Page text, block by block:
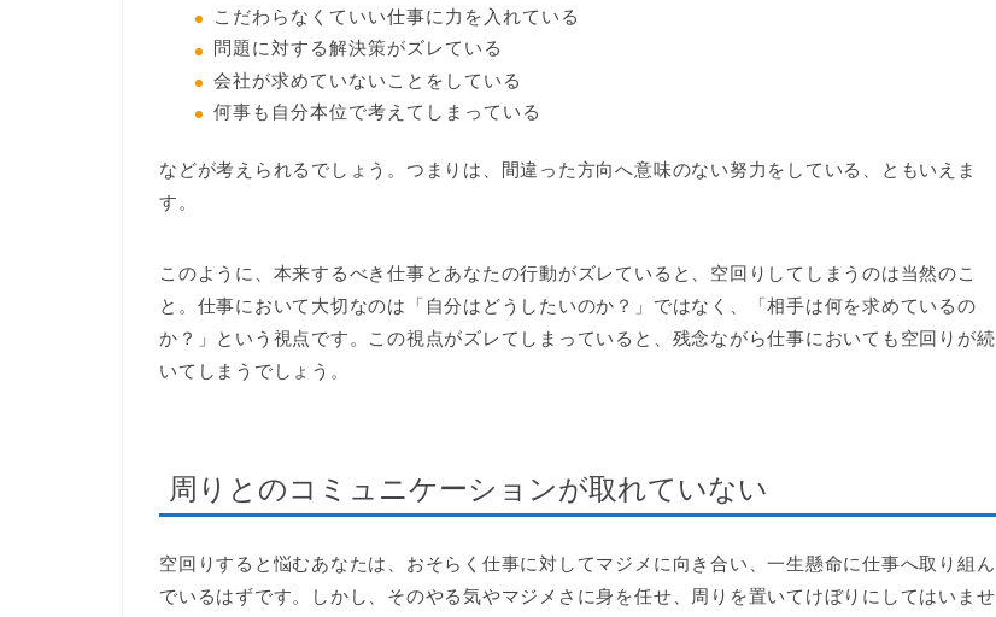
こだわらなくていい仕事に力を入れている
問題に対する解決策がズレている
会社が求めていないことをしている
何事も自分本位で考えてしまっている
などが考えられるでしょう。つまりは、間違った方向へ意味のない努力をしている、ともいえま
す。
このように、本来するべき仕事とあなたの行動がズレていると、空回りしてしまうのは当然のこ
と。仕事において大切なのは「自分はどうしたいのか？」ではなく、「相手は何を求めているの
か？」という視点です。この視点がズレてしまっていると、残念ながら仕事においても空回りが続
いてしまうでしょう。
周りとのコミュニケーションが取れていない
空回りすると悩むあなたは、おそらく仕事に対してマジメに向き合い、一生懸命に仕事へ取り組ん
でいるはずです。しかし、そのやる気やマジメさに身を任せ、周りを置いてけぼりにしてはいませ